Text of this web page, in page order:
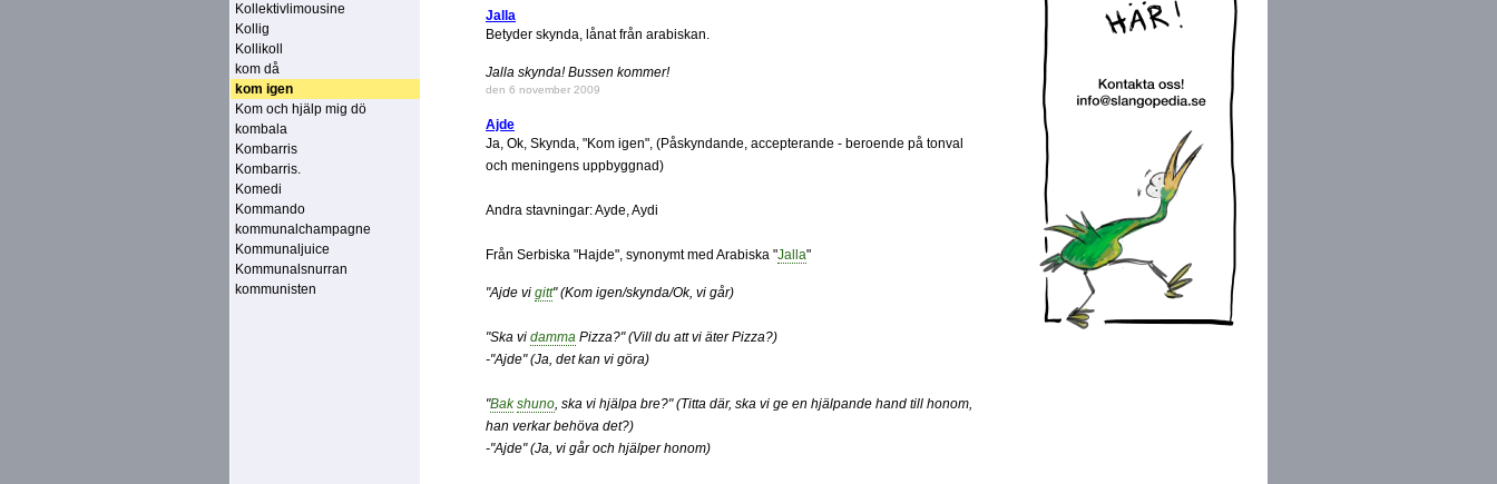
Kollektivlimousine
Kollig
Kollikoll
kom då
kom igen
Kom och hjälp mig dö
kombala
Kombarris
Kombarris.
Komedi
Kommando
kommunalchampagne
Kommunaljuice
Kommunalsnurran
kommunisten
Jalla
Betyder skynda, lånat från arabiskan.
Jalla skynda! Bussen kommer!
den 6 november 2009
Ajde
Ja, Ok, Skynda, "Kom igen", (Påskyndande, accepterande - beroende på tonval
och meningens uppbyggnad)
Andra stavningar: Ayde, Aydi
Från Serbiska "Hajde", synonymt med Arabiska "Jalla"
"Ajde vi gitt" (Kom igen/skynda/Ok, vi går)
"Ska vi damma Pizza?" (Vill du att vi äter Pizza?)
-"Ajde" (Ja, det kan vi göra)
"Bak shuno, ska vi hjälpa bre?" (Titta där, ska vi ge en hjälpande hand till honom,
han verkar behöva det?)
-"Ajde" (Ja, vi går och hjälper honom)